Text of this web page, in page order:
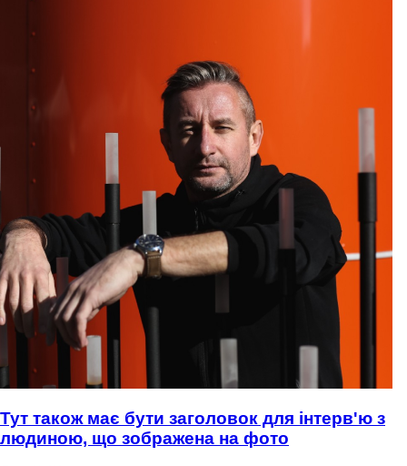
Тут також має бути заголовок для інтерв'ю з
людиною, що зображена на фото